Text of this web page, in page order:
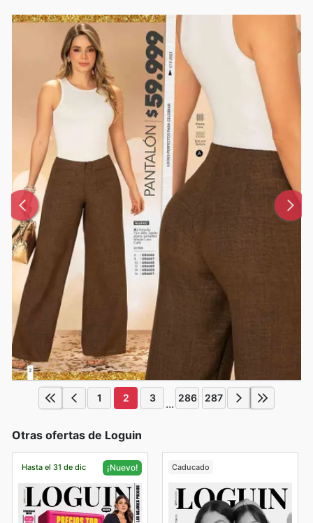
1 2 3 ... 286 287
Otras ofertas de Loguin
Hasta el 31 de dic ¡Nuevo! Caducado